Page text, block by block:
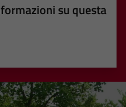
su questa
5